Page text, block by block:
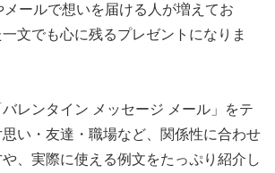
ールで想いを届ける人が増えてお
文でも心に残るプレゼントになりま
レンタイン メッセージ メール」をテ
い・友達・職場など、関係性に合わせ
、実際に使える例文をたっぷり紹介し